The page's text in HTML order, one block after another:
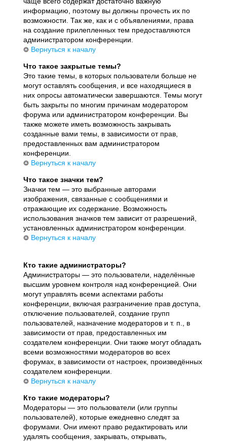
информацию, поэтому вы должны прочесть их по
возможности. Так же, как и с объявлениями, права
на создание прилепленных тем предоставляются
администратором конференции.
Вернуться к началу
Что такое закрытые темы?
Это такие темы, в которых пользователи больше не
могут оставлять сообщения, и все находящиеся в
них опросы автоматически завершаются. Темы могут
быть закрыты по многим причинам модератором
форума или администратором конференции. Вы
также можете иметь возможность закрывать
созданные вами темы, в зависимости от прав,
предоставленных вам администратором
конференции.
Вернуться к началу
Что такое значки тем?
Значки тем — это выбранные авторами
изображения, связанные с сообщениями и
отражающие их содержание. Возможность
использования значков тем зависит от разрешений,
установленных администратором конференции.
Вернуться к началу
Кто такие администраторы?
Администраторы — это пользователи, наделённые
высшим уровнем контроля над конференцией. Они
могут управлять всеми аспектами работы
конференции, включая разграничение прав доступа,
отключение пользователей, создание групп
пользователей, назначение модераторов и т. п., в
зависимости от прав, предоставленных им
создателем конференции. Они также могут обладать
всеми возможностями модераторов во всех
форумах, в зависимости от настроек, произведённых
создателем конференции.
Вернуться к началу
Кто такие модераторы?
Модераторы — это пользователи (или группы
пользователей), которые ежедневно следят за
форумами. Они имеют право редактировать или
удалять сообщения, закрывать, открывать,